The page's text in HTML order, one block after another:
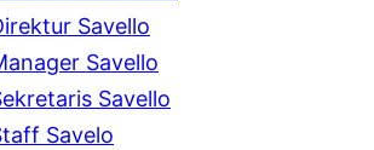
Savello
Savello
Savello
Savelo